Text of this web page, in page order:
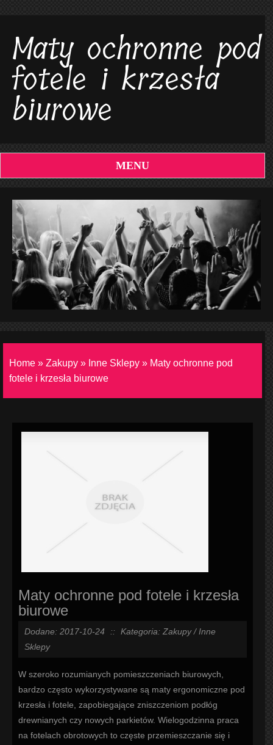
Maty ochronne pod
fotele i krzesła
biurowe
MENU
Home » Zakupy » Inne Sklepy » Maty ochronne pod
fotele i krzesła biurowe
Maty ochronne pod fotele i krzesła
biurowe
Dodane: 2017-10-24 ::
Kategoria: Zakupy / Inne
Sklepy
W szeroko rozumianych pomieszczeniach biurowych,
bardzo często wykorzystywane są maty ergonomiczne pod
krzesła i fotele, zapobiegające zniszczeniom podłóg
drewnianych czy nowych parkietów. Wielogodzinna praca
na fotelach obrotowych to częste przemieszczanie się i